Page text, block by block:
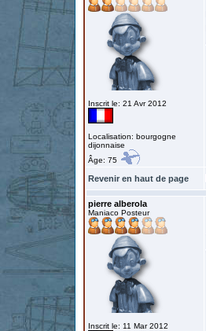
Inscrit le: 21 Avr 2012
Localisation: bourgogne
dijonnaise
Âge: 75
Revenir en haut de page
pierre alberola
Maniaco Posteur
Inscrit le: 11 Mar 2012